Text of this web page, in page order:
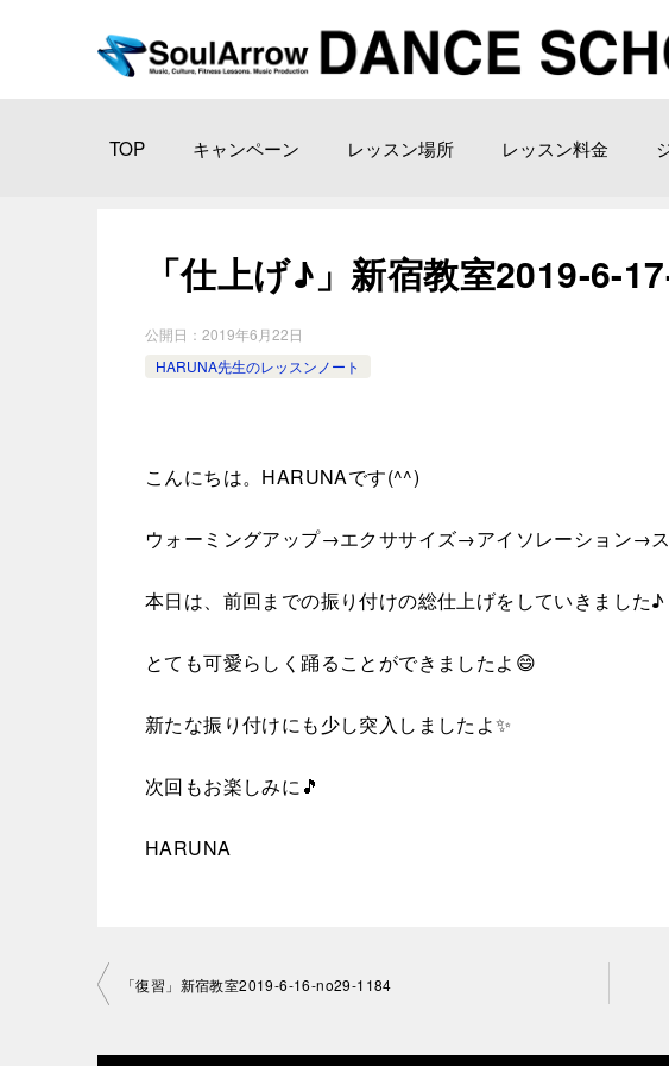
TOP キャンペーン レッスン場所 レッスン料金
「仕上げ♪」新宿教室2019-6-
公開日： 2019年6月22日
HARUNA先生のレッスンノート
こんにちは。HARUNAです(^^)
ウォーミングアップ→エクササイズ→アイソレーション→
本日は、前回までの振り付けの総仕上げをしていきました♪
とても可愛らしく踊ることができましたよ😄
新たな振り付けにも少し突入しましたよ✨
次回もお楽しみに🎵
HARUNA
投
「復習」新宿教室2019-6-16-no29-1184